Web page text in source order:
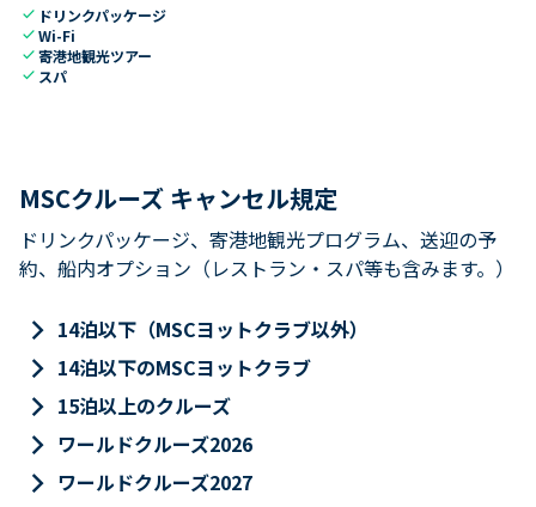
check ドリンクパッケージ
checkWi-Fi
check寄港地観光ツアー
check スパ
MSCクルーズ キャンセル規定
ドリンクパッケージ、寄港地観光プログラム、送迎の予
約、船内オプション（レストラン・スパ等も含みます。）
keyboard_arrow_right 14泊以下（MSCヨットクラブ以外）
keyboard_arrow_right 14泊以下のMSCヨットクラブ
keyboard_arrow_right 15泊以上のクルーズ
keyboard_arrow_right ワールドクルーズ2026
keyboard_arrow_right ワールドクルーズ2027